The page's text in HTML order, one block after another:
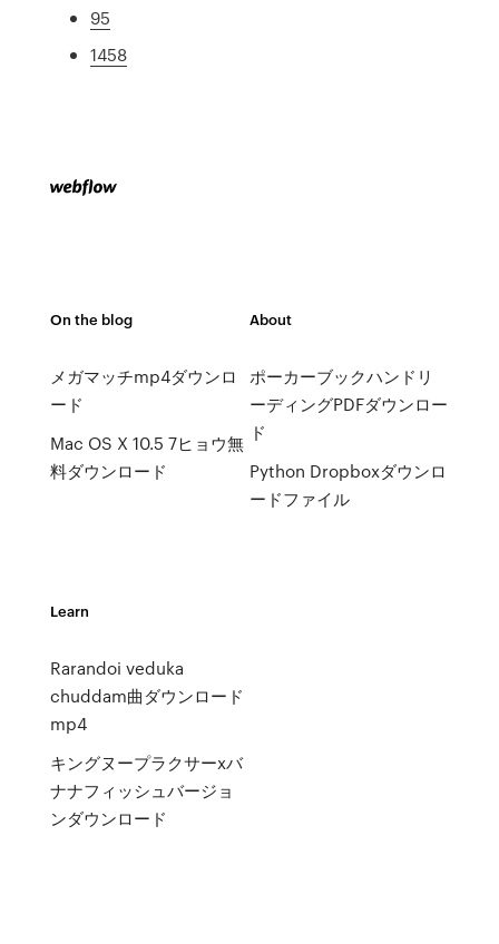
95
1458
On the blog
メガマッチmp4ダウンロ
ード
Mac OS X 10.5 7ヒョウ無
料ダウンロード
About
ポーカーブックハンドリ
ーディングPDFダウンロー
ド
Python Dropboxダウンロ
ードファイル
Learn
Rarandoi veduka
chuddam曲ダウンロード
mp4
キングヌープラクサーxバ
ナナフィッシュバージョ
ンダウンロード